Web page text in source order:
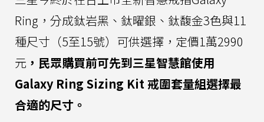
Ring，分成鈦岩黑、鈦曜銀、鈦馥金3色與11
種尺寸（5至15號）可供選擇，定價1萬2990
元 ，民眾購買前可先到三星智慧館使用
Galaxy Ring Sizing Kit 戒圍套量組選擇最
合適的尺寸。